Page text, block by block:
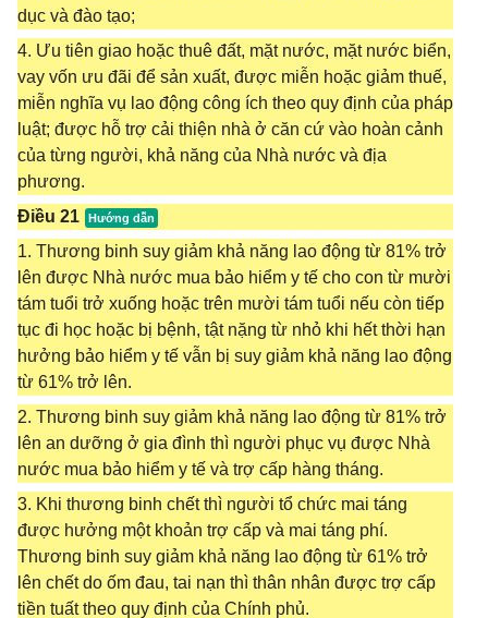
dục và đào tạo;
4. Ưu tiên giao hoặc thuê đất, mặt nước, mặt nước biển,
vay vốn ưu đãi để sản xuất, được miễn hoặc giảm thuế,
miễn nghĩa vụ lao động công ích theo quy định của pháp
luật; được hỗ trợ cải thiện nhà ở căn cứ vào hoàn cảnh
của từng người, khả năng của Nhà nước và địa
phương.
Điều 21
1. Thương binh suy giảm khả năng lao động từ 81% trở
lên được Nhà nước mua bảo hiểm y tế cho con từ mười
tám tuổi trở xuống hoặc trên mười tám tuổi nếu còn tiếp
tục đi học hoặc bị bệnh, tật nặng từ nhỏ khi hết thời hạn
hưởng bảo hiểm y tế vẫn bị suy giảm khả năng lao động
từ 61% trở lên.
2. Thương binh suy giảm khả năng lao động từ 81% trở
lên an dưỡng ở gia đình thì người phục vụ được Nhà
nước mua bảo hiểm y tế và trợ cấp hàng tháng.
3. Khi thương binh chết thì người tổ chức mai táng
được hưởng một khoản trợ cấp và mai táng phí.
Thương binh suy giảm khả năng lao động từ 61% trở
lên chết do ốm đau, tai nạn thì thân nhân được trợ cấp
tiền tuất theo quy định của Chính phủ.